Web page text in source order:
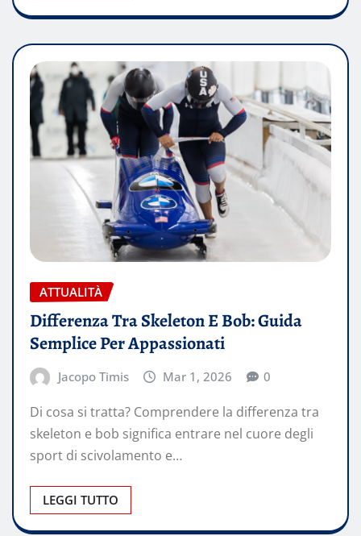
ATTUALITÀ
Differenza Tra Skeleton E Bob: Guida
Semplice Per Appassionati
Jacopo Timis Mar 1, 2026 0
Di cosa si tratta? Comprendere la differenza tra
skeleton e bob significa entrare nel cuore degli
sport di scivolamento e…
LEGGI TUTTO